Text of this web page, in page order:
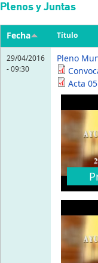
Pasar al contenido
Plenos y Juntas
Fecha Título
29/04/2016
- 09:30
Pleno
Acta